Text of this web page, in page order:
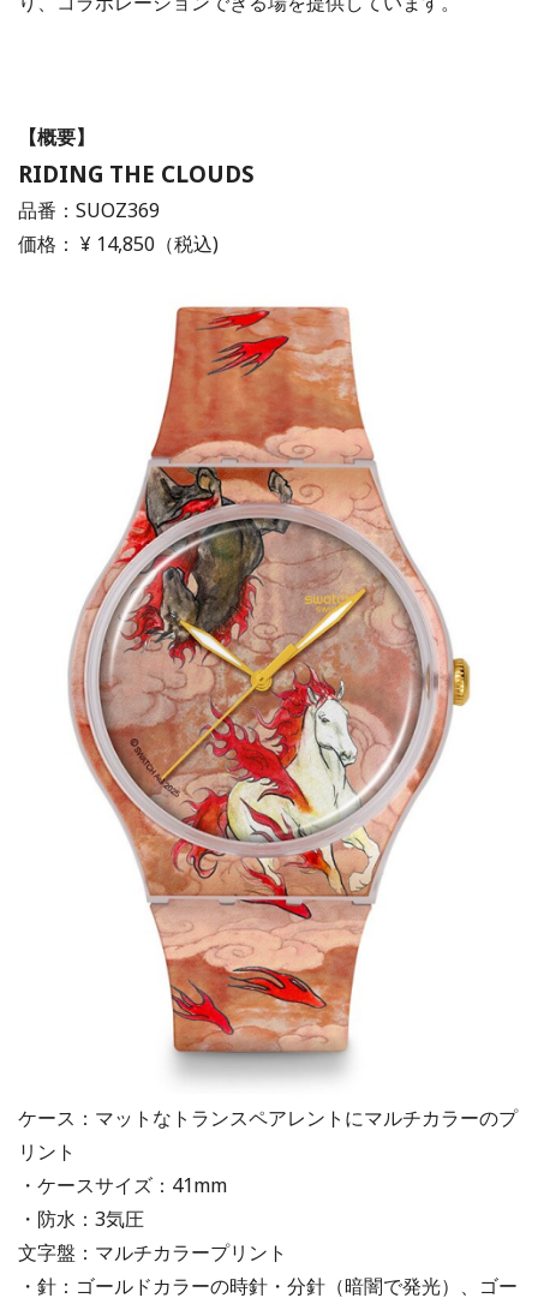
【概要】
RIDING THE CLOUDS
品番：SUOZ369
価格： ¥ 14,850（税込)
ケース：マットなトランスペアレントにマルチカラーのプ
リント
・ケースサイズ：41mm
・防水：3気圧
文字盤：マルチカラープリント
・針：ゴールドカラーの時針・分針（暗闇で発光）、ゴー